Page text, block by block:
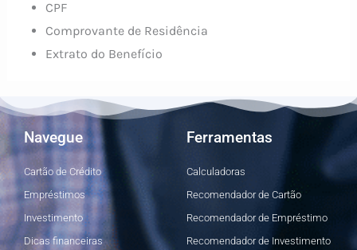
CPF
Comprovante de Residência
Extrato do Benefício
Navegue
Cartão de Crédito
Empréstimos
Investimento
Dicas financeiras
Ferramentas
Calculadoras
Recomendador de Cartão
Recomendador de Empréstimo
Recomendador de Investimento